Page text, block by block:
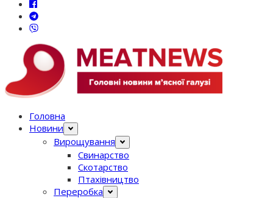
Головна
Новини
Вирощування
Свинарство
Скотарство
Птахівництво
Переробка